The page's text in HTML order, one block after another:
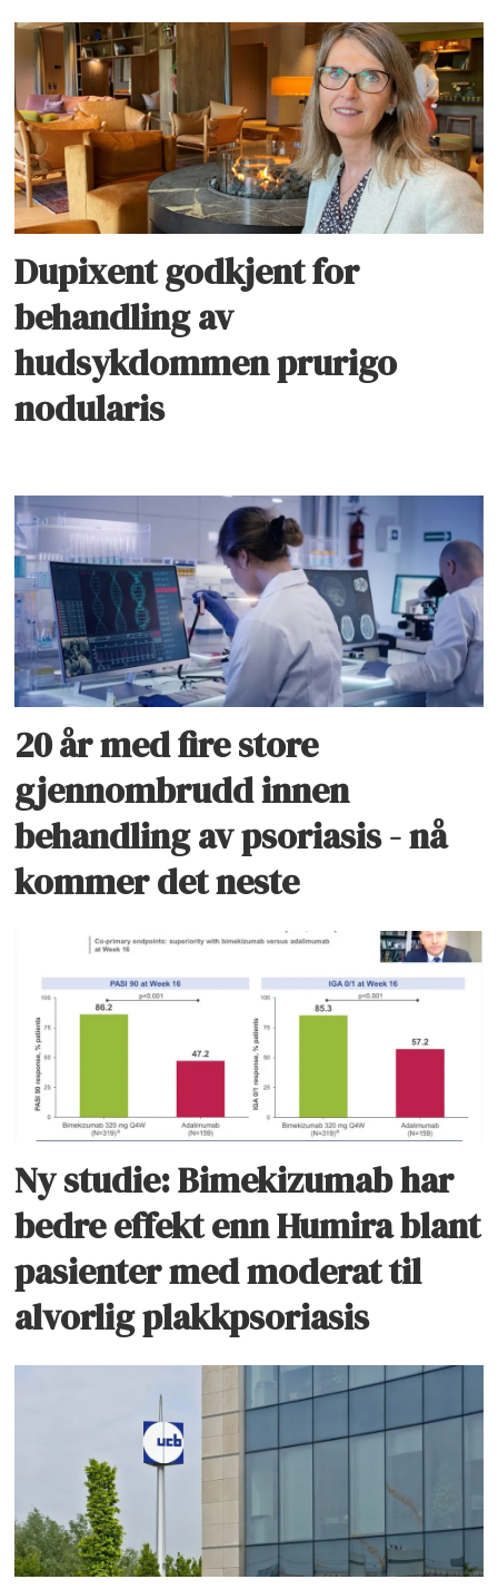
Dupixent godkjent for
behandling av
hudsykdommen prurigo
nodularis
20 år med fire store
gjennombrudd innen
behandling av psoriasis - nå
kommer det neste
Ny studie: Bimekizumab har
bedre effekt enn Humira blant
pasienter med moderat til
alvorlig plakkpsoriasis